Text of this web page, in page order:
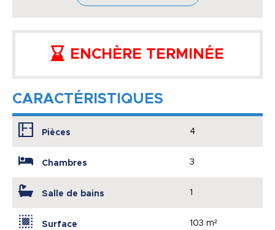
ENCHÈRE TERMINÉE
CARACTÉRISTIQUES
Pièces 4
Chambres 3
Salle de bains 1
Surface 103 m²